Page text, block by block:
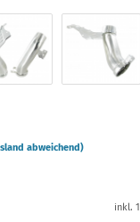
abweichend)
inkl.